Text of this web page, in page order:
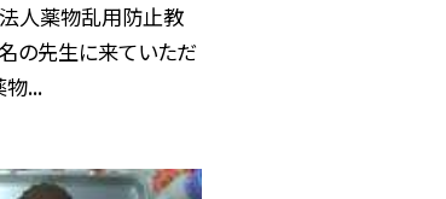
人薬物乱用防止教
の先生に来ていただ
物...